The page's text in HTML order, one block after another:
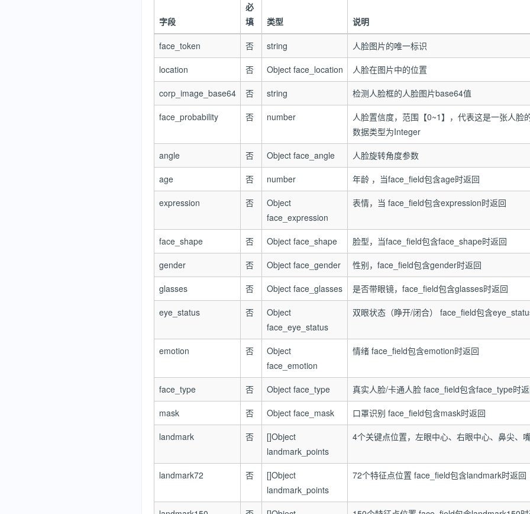
字段
必
填
类型 说明
face_token 否 string
人脸图片的唯一标识
location
否 Object face_location
人脸在图片中的位置
corp_image_base64
否 string
检测人脸框的人脸图片base64值
face_probability
否 number
人脸置信度，范围【0~1】，代表这是一张人脸
数据类型为Integer
angle
否 Object face_angle
人脸旋转角度参数
age
否 number
年龄 ，当face_field包含age时返回
expression
否
Object
face_expression
表情，当 face_field包含expression时返回
face_shape 否 Object face_shape
脸型，当face_field包含face_shape时返回
gender
否 Object face_gender
性别，face_field包含gender时返回
glasses
否 Object face_glasses
是否带眼镜，face_field包含glasses时返回
eye_status
否
Object
face_eye_status
双眼状态（睁开/闭合） face_field包含
emotion 否
Object
face_emotion
情绪 face_field包含emotion时返回
face_type 否 Object face_type
真实人脸/卡通人脸 face_field包含face_type时
mask
否 Object face_mask
口罩识别 face_field包含mask时返回
landmark
否
[]Object
landmark_points
4个关键点位置，左眼中心、右眼中心、鼻尖、
landmark72 否
[]Object
landmark_points
72个特征点位置 face_field包含landmark时返回